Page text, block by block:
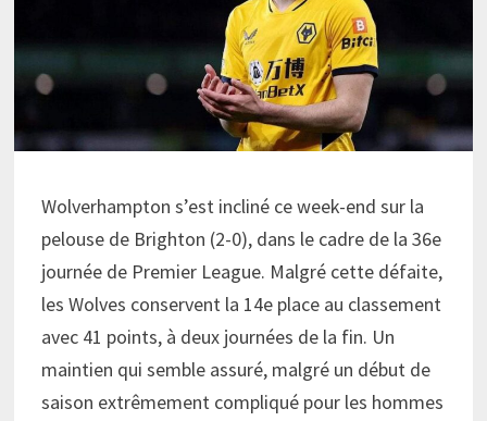
Wolverhampton s’est incliné ce week-end sur la
pelouse de Brighton (2-0), dans le cadre de la 36e
journée de Premier League. Malgré cette défaite,
les Wolves conservent la 14e place au classement
avec 41 points, à deux journées de la fin. Un
maintien qui semble assuré, malgré un début de
saison extrêmement compliqué pour les hommes